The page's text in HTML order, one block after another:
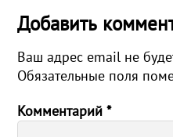
Добавить
Ваш адрес email не
Обязательные поля
Комментарий*